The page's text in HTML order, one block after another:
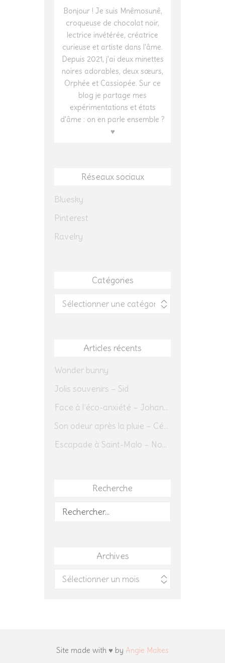
Bonjour ! Je suis Mnêmosunê,
croqueuse de chocolat noir,
lectrice invétérée, créatrice
curieuse et artiste dans l'âme.
Depuis 2021, j'ai deux minettes
noires adorables, deux sœurs,
Orphée et Cassiopée. Sur ce
blog je partage mes
expérimentations et états
d'âme : on en parle ensemble ?
♥
Réseaux sociaux
Bluesky
Pinterest
Ravelry
Catégories
Catégories
Articles récents
Wonder bunny
Jolis souvenirs – Sid
Face à l’éco-anxiété – Johannes Herrmann
Son odeur après la pluie – Cédric Sapin-Defour
Escapade à Saint-Malo – Novembre 2025 – Jour 1
Recherche
Rechercher :
Archives
Archives
Site made with ♥ by Angie Makes